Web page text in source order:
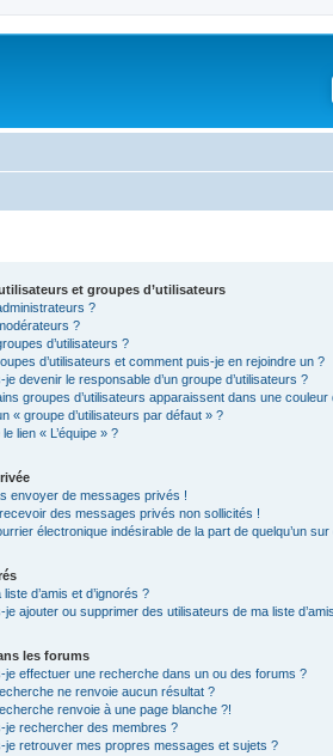
et groupes d’utilisateurs
?
?
d’utilisateurs ?
d’utilisateurs et comment puis-je en rejoindre un ?
je devenir le responsable d’un groupe d’utilisateurs ?
groupes d’utilisateurs apparaissent dans une couleur
« groupe d’utilisateurs par défaut » ?
lien « L’équipe » ?
envoyer de messages privés !
des messages privés non sollicités !
électronique indésirable de la part de quelqu’un
d’amis et d’ignorés ?
je ajouter ou supprimer des utilisateurs de ma liste
les forums
je effectuer une recherche dans un ou des forums ?
ne renvoie aucun résultat ?
renvoie à une page blanche ?!
je rechercher des membres ?
je retrouver mes propres messages et sujets ?